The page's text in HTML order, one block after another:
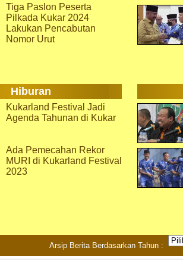
Tiga Paslon Peserta
Pilkada Kukar 2024
Lakukan Pencabutan
Nomor Urut
Hiburan
Kukarland Festival Jadi
Agenda Tahunan di Kukar
Ada Pemecahan Rekor
MURI di Kukarland Festival
2023
Arsip Berita Berdasarkan Tahun :